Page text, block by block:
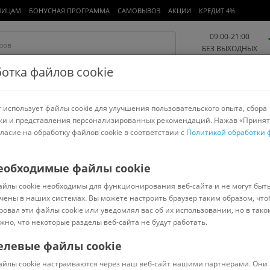
БОНУСНАЯ ПРОГРАММА САМОВЫВОЗ АКЦИИ КРЕДИТ 4%
09:00-21:00
БЕЗ ВЫХОДНЫХ
Работа и офис Авто и мото Детям и мамам Красота и
спорт
> Гамма
(голубой)
Код: 1033214
файлов cookie
файлы cookie для улучшения пользовательского опыта, сбора
и представления персонализированных рекомендаций. Нажав
на обработку файлов cookie в соответствии с Политикой обработки
файлы cookie
cookie необходимы для функционирования веб-сайта и не могут
в наших системах. Вы можете настроить браузер таким образом,
эти файлы cookie или уведомлял вас об их использовании, но в
что некоторые разделы веб-сайта не будут работать.
файлы cookie
cookie настраиваются через наш веб-сайт нашими партнерами. Они